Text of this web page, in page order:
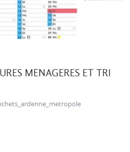
MENAGERES ET TRI